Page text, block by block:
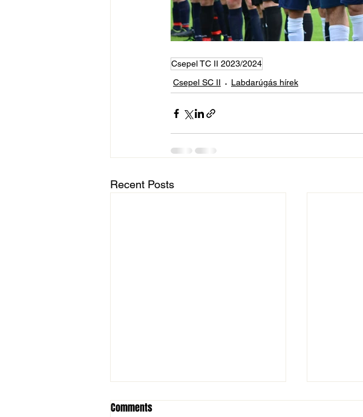
Csepel TC II 2023/2024
Csepel SC II
Labdarúgás hírek
Recent Posts
Comments